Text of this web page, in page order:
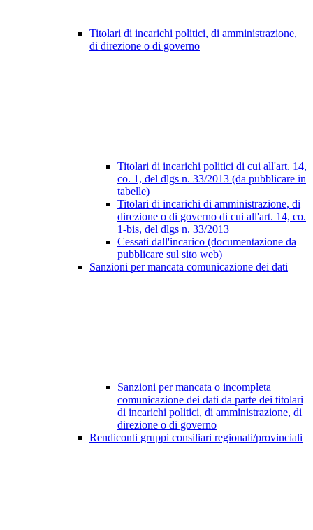
Titolari di incarichi politici, di amministrazione,
di direzione o di governo
Titolari di incarichi politici di cui all'art. 14,
co. 1, del dlgs n. 33/2013 (da pubblicare in
tabelle)
Titolari di incarichi di amministrazione, di
direzione o di governo di cui all'art. 14, co.
1-bis, del dlgs n. 33/2013
Cessati dall'incarico (documentazione da
pubblicare sul sito web)
Sanzioni per mancata comunicazione dei dati
Sanzioni per mancata o incompleta
comunicazione dei dati da parte dei titolari
di incarichi politici, di amministrazione, di
direzione o di governo
Rendiconti gruppi consiliari regionali/provinciali